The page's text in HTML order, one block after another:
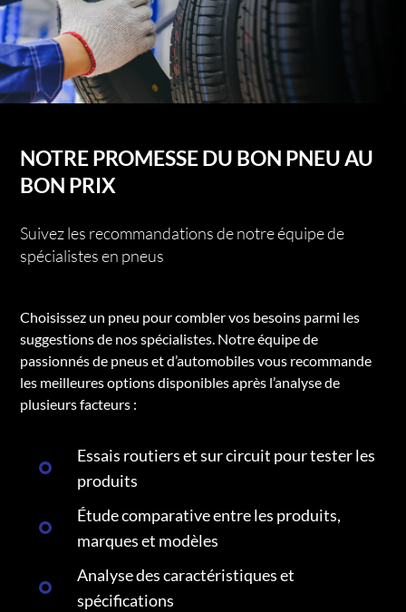
NOTRE PROMESSE DU BON PNEU AU
BON PRIX
Suivez les recommandations de notre équipe de
spécialistes en pneus
Choisissez un pneu pour combler vos besoins parmi les
suggestions de nos spécialistes. Notre équipe de
passionnés de pneus et d’automobiles vous recommande
les meilleures options disponibles après l’analyse de
plusieurs facteurs :
Essais routiers et sur circuit pour tester les
produits
Étude comparative entre les produits,
marques et modèles
Analyse des caractéristiques et
spécifications